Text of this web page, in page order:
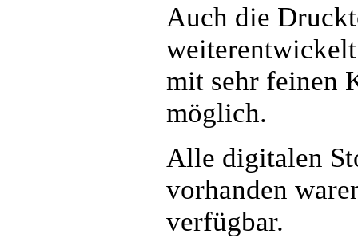
Auch die
mit sehr feinen
möglich.
Alle digitalen
vorhanden
verfügbar.